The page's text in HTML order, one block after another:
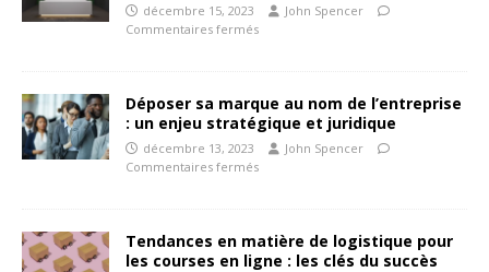
décembre 15, 2023
John Spencer
Commentaires fermés
Déposer sa marque au nom de l’entreprise
: un enjeu stratégique et juridique
décembre 13, 2023
John Spencer
Commentaires fermés
Tendances en matière de logistique pour
les courses en ligne : les clés du succès